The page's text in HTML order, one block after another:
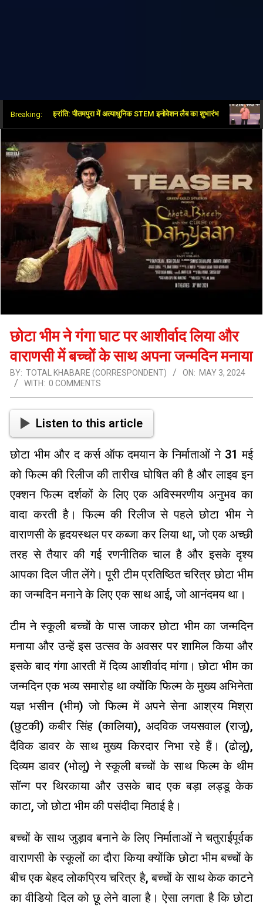
Breaking:
में नई क्रांति: पीतमपुरा में अत्याधुनिक STEM इनोवेशन लैब का शुभारंभ
छोटा भीम ने गंगा घाट पर आशीर्वाद लिया और
वाराणसी में बच्चों के साथ अपना जन्मदिन मनाया
BY: TOTAL KHABARE (CORRESPONDENT) ON: MAY 3, 2024
WITH: 0 COMMENTS
Listen to this article
छोटा भीम और द कर्स ऑफ दमयान के निर्माताओं ने 31 मई
को फिल्म की रिलीज की तारीख घोषित की है और लाइव इन
एक्शन फिल्म दर्शकों के लिए एक अविस्मरणीय अनुभव का
वादा करती है। फिल्म की रिलीज से पहले छोटा भीम ने
वाराणसी के हृदयस्थल पर कब्जा कर लिया था, जो एक अच्छी
तरह से तैयार की गई रणनीतिक चाल है और इसके दृश्य
आपका दिल जीत लेंगे। पूरी टीम प्रतिष्ठित चरित्र छोटा भीम
का जन्मदिन मनाने के लिए एक साथ आई, जो आनंदमय था।
टीम ने स्कूली बच्चों के पास जाकर छोटा भीम का जन्मदिन
मनाया और उन्हें इस उत्सव के अवसर पर शामिल किया और
इसके बाद गंगा आरती में दिव्य आशीर्वाद मांगा। छोटा भीम का
जन्मदिन एक भव्य समारोह था क्योंकि फिल्म के मुख्य अभिनेता
यज्ञ भसीन (भीम) जो फिल्म में अपने सेना आश्रय मिश्रा
(छुटकी) कबीर सिंह (कालिया), अदविक जयसवाल (राजू),
दैविक डावर के साथ मुख्य किरदार निभा रहे हैं। (ढोलू),
दिव्यम डावर (भोलू) ने स्कूली बच्चों के साथ फिल्म के थीम
सॉन्ग पर थिरकाया और उसके बाद एक बड़ा लड्डू केक
काटा, जो छोटा भीम की पसंदीदा मिठाई है।
बच्चों के साथ जुड़ाव बनाने के लिए निर्माताओं ने चतुराईपूर्वक
वाराणसी के स्कूलों का दौरा किया क्योंकि छोटा भीम बच्चों के
बीच एक बेहद लोकप्रिय चरित्र है, बच्चों के साथ केक काटने
का वीडियो दिल को छू लेने वाला है। ऐसा लगता है कि छोटा